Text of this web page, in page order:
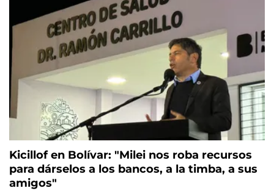
Kicillof en Bolívar: "Milei nos roba recursos
para dárselos a los bancos, a la timba, a sus
amigos"